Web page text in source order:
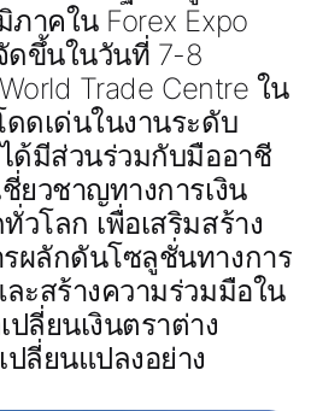
าคใน Forex Expo
ดขึ้นในวันที่ 7-8
Trade Centre ใน
ดดเด่นในงานระดับ
ด้มีส่วนร่วมกับมืออาชี
ยวชาญทางการเงิน
วโลก เพื่อเสริมสร้าง
ผลักดันโซลูชั่นทางการ
ละสร้างความร่วมมือใน
ลี่ยนเงินตราต่าง
ปลี่ยนแปลงอย่าง